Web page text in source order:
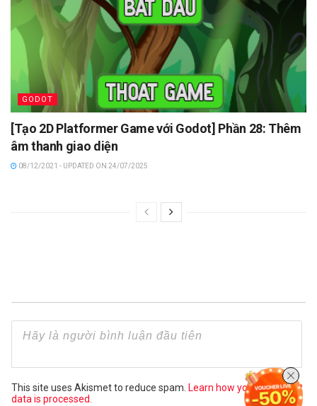
GODOT
[Tạo 2D Platformer Game với Godot] Phần 28: Thêm
âm thanh giao diện
08/12/2021 - UPDATED ON 24/07/2025
This site uses Akismet to reduce spam. Learn how your comment
data is processed.